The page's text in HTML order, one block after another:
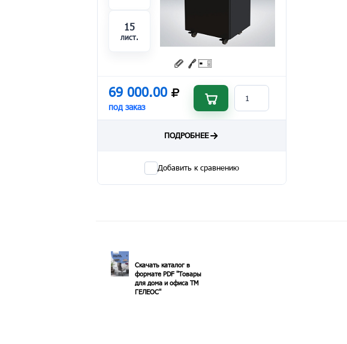
15
лист.
69 000.00
под заказ
ПОДРОБНЕЕ
Добавить к сравнению
Скачать каталог в
формате PDF "Товары
для дома и офиса ТМ
ГЕЛЕОС"